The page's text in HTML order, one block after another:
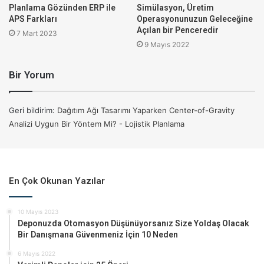
edecek bir optimizasyon çalışması, bu aday konumlar
arasından tercihte bulunarak açması gereken dağıtım
merkezlerini bulacaktır.
Tek bir depo ile çalışan dağıtım operasyonlarının sofistike
Başka bir deyişle sofistike bir yazılım size dağıtım
merkezinizin Gebze’de olması gerektiğini hesaplarken hızlı
Center-of-Gravity (Ağırlık Merkezi) analizinde sadece
talebin büyüklüğü ve talebi yapan noktaya olan mesafeler
Planlama Gözünden ERP ile
APS Farkları
7 Mart 2023
Simülasyon, Üretim
Operasyonunuzun Geleceğine
Açılan bir Penceredir
9 Mayıs 2022
Bir Yorum
Geri bildirim: Dağıtım Ağı Tasarımı Yaparken Center-of-Gravity
Analizi Uygun Bir Yöntem Mi? - Lojistik Planlama
En Çok Okunan Yazılar
10 Mayıs 2023
Deponuzda Otomasyon Düşünüyorsanız Size Yoldaş Olacak
Bir Danışmana Güvenmeniz İçin 10 Neden
6 Mayıs 2022